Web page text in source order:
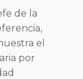
de la
el
por